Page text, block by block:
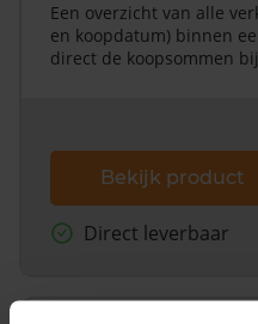
Een overzicht van alle
en koopdatum) binnen
direct de koopsommen
Bekijk product
Direct leverbaar